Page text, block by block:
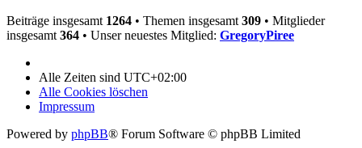
Beiträge insgesamt 1264 • Themen insgesamt 309 • Mitglieder
insgesamt 364 • Unser neuestes Mitglied: GregoryPiree
Alle Zeiten sind UTC+02:00
Alle Cookies löschen
Impressum
Powered by phpBB® Forum Software © phpBB Limited